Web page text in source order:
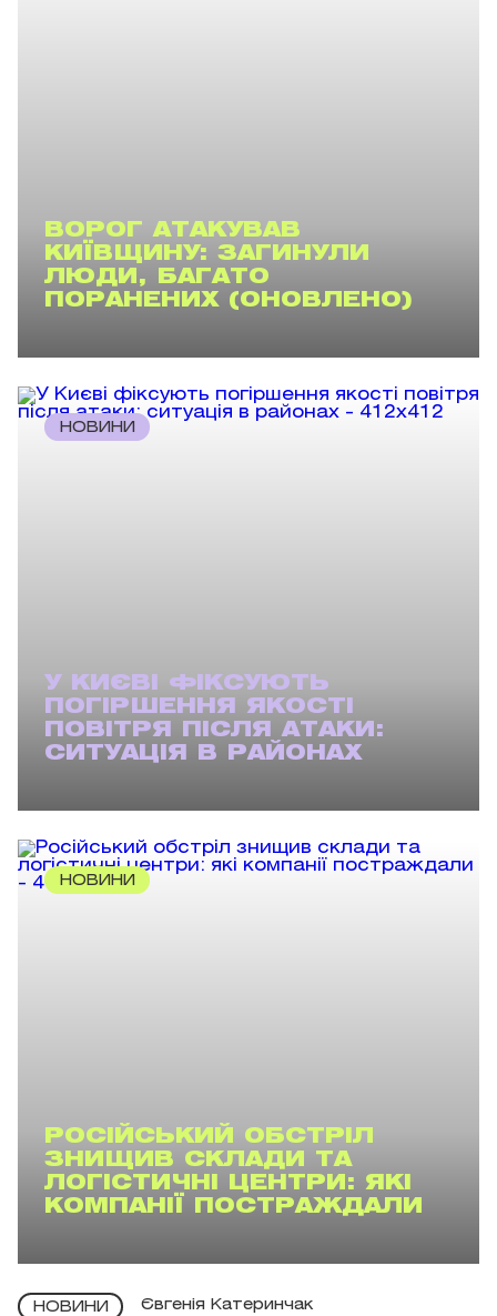
ВОРОГ АТАКУВАВ
КИЇВЩИНУ: ЗАГИНУЛИ
ЛЮДИ, БАГАТО
ПОРАНЕНИХ (ОНОВЛЕНО)
НОВИНИ
У КИЄВІ ФІКСУЮТЬ
ПОГІРШЕННЯ ЯКОСТІ
ПОВІТРЯ ПІСЛЯ АТАКИ:
СИТУАЦІЯ В РАЙОНАХ
НОВИНИ
РОСІЙСЬКИЙ ОБСТРІЛ
ЗНИЩИВ СКЛАДИ ТА
ЛОГІСТИЧНІ ЦЕНТРИ: ЯКІ
КОМПАНІЇ ПОСТРАЖДАЛИ
НОВИНИ Євгенія Катеринчак